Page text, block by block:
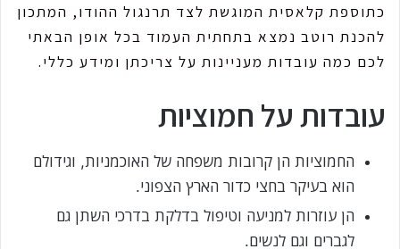
כתוספת קלאסית המוגשת לצד תרנגול ההודו, המתכון
להכנת רוטב נמצא בתחתית העמוד בכל אופן הבאתי
לכם כמה עובדות מעניינות על צריכתן ומידע כללי.
עובדות על חמוציות
החמוציות הן קרובות משפחה של האוכמניות, וגידולם
הוא בעיקר בחצי כדור הארץ הצפוני.
הן עוזרות למניעה וטיפול בדלקת בדרכי השתן גם
לגברים וגם לנשים.